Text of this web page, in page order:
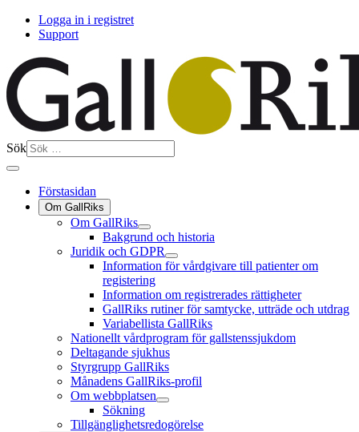
Logga in i registret
Support
Sök
Förstasidan
Om GallRiks
Om GallRiks
Bakgrund och historia
Juridik och GDPR
Information för vårdgivare till patienter om
registering
Information om registrerades rättigheter
GallRiks rutiner för samtycke, utträde och utdrag
Variabellista GallRiks
Nationellt vårdprogram för gallstenssjukdom
Deltagande sjukhus
Styrgrupp GallRiks
Månadens GallRiks-profil
Om webbplatsen
Sökning
Tillgänglighetsredogörelse